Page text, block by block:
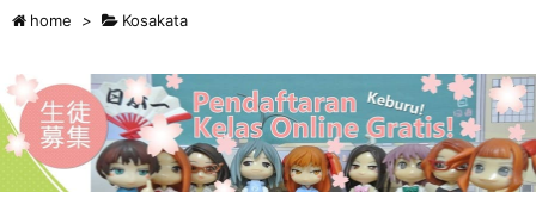
home > Kosakata